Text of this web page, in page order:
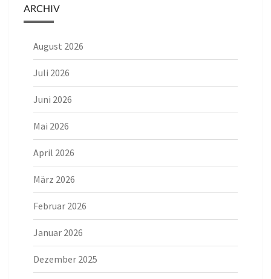
ARCHIV
August 2026
Juli 2026
Juni 2026
Mai 2026
April 2026
März 2026
Februar 2026
Januar 2026
Dezember 2025